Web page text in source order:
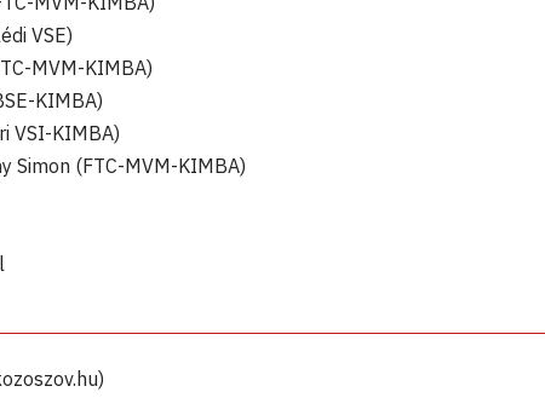
VSE)
MVM-KIMBA)
KIMBA)
VSI-KIMBA)
Simon (FTC-MVM-KIMBA)